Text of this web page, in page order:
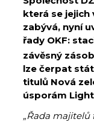
která se
zabývá, nyní
řady OKF:
závěsný
lze čerpat
titulů Nová
úsporám
„Řada